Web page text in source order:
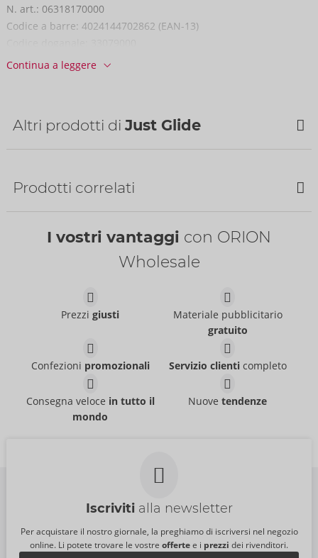
N. art.: 06318170000
Codice a barre: 4024144702862 (EAN-13)
Continua a leggere
Altri prodotti di Just Glide
Toy Lube Cleaning Spray Toys
- ORION Brand
06311830000
Taglia:250 ml
Prodotti correlati
Anal
- ORION Brand
06249180000
Toy Lube
- ORION Brand
06299870000
I vostri vantaggi con ORION
Wholesale
Prezzigiusti
Materiale pubblicitario
gratuito
Confezioni promozionali Servizio clienticompleto
Consegna veloce in tutto il
mondo
Nuovetendenze
Iscrivitialla newsletter
Per acquistare il nostro giornale, la preghiamo di iscriversi nel negozio
online. Li potete trovare le vostre offertee i prezzi dei rivenditori.